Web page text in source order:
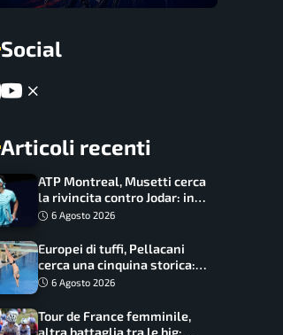
Social
Articoli recenti
ATP Montreal, Musetti cerca
la rivincita contro Jodar: in
palio gli ottavi
6 Agosto 2026
Europei di tuffi, Pellacani
cerca una cinquina storica:
Conte e Wang sfidano la
6 Agosto 2026
Tour de France femminile,
altra battaglia tra le big: